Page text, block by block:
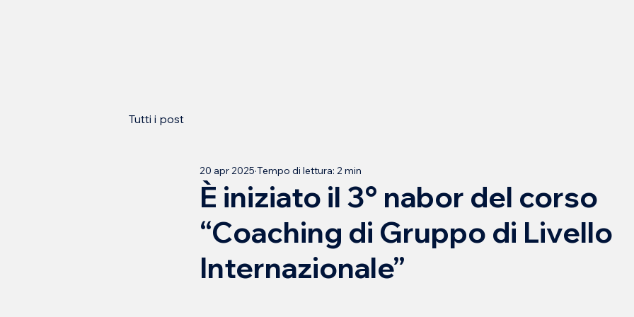
Tutti i post
È iniziato il 3° nabor del corso
“Coaching di Gruppo di Livello
Internazionale”
20 apr 2025 Tempo di lettura: 2 min